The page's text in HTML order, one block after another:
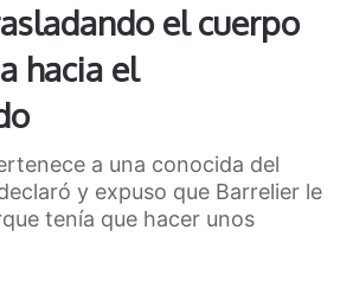
el cuerpo
hacia el
a una conocida del
y expuso que Barrelier le
tenía que hacer unos